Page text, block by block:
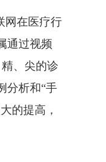
网在医疗行
通过视频
、尖的诊
分析和“手
的提高，